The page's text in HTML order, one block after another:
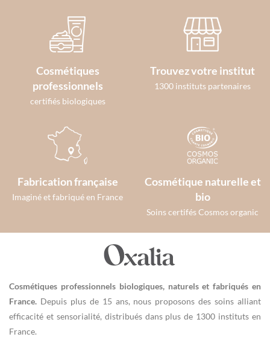
Cosmétiques
professionnels
certifiés biologiques
Trouvez votre institut
1300 instituts partenaires
Fabrication française
Imaginé et fabriqué en France
Cosmétique naturelle et
bio
Soins certifés Cosmos organic
Cosmétiques professionnels biologiques, naturels et fabriqués en
France. Depuis plus de 15 ans, nous proposons des soins alliant
efficacité et sensorialité, distribués dans plus de 1300 instituts en
France.